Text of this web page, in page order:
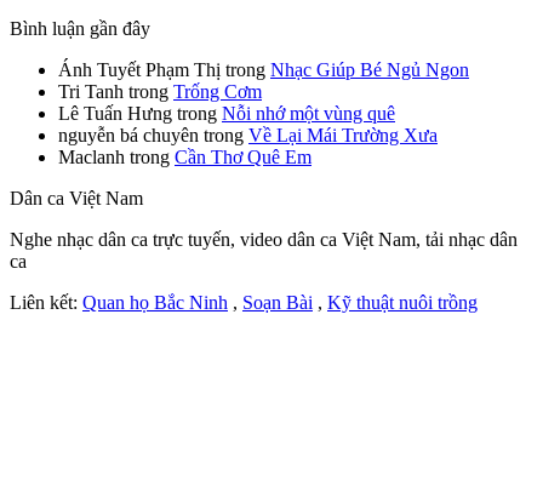
Bình luận gần đây
Ánh Tuyết Phạm Thị trong Nhạc Giúp Bé Ngủ Ngon
Tri Tanh trong Trống Cơm
Lê Tuấn Hưng trong Nỗi nhớ một vùng quê
nguyễn bá chuyên trong Về Lại Mái Trường Xưa
Maclanh trong Cần Thơ Quê Em
Dân ca Việt Nam
Nghe nhạc dân ca trực tuyến, video dân ca Việt Nam, tải nhạc dân
ca
Liên kết: Quan họ Bắc Ninh , Soạn Bài , Kỹ thuật nuôi trồng